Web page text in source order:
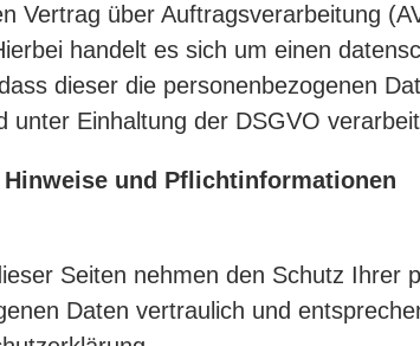
Vertrag über Auftragsverarbeitung
handelt es sich um einen
dieser die personenbezogenen
unter Einhaltung der DSGVO
und Pflicht­informationen
Seiten nehmen den Schutz Ihrer
Daten vertraulich und